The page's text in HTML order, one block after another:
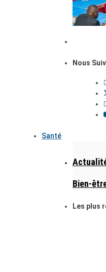
Nous
Santé
Bien-
Les plus